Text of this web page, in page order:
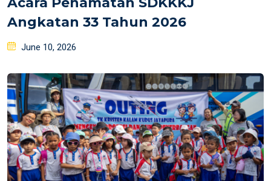
Angkatan 33 Tahun 2026
Posted
June 10, 2026